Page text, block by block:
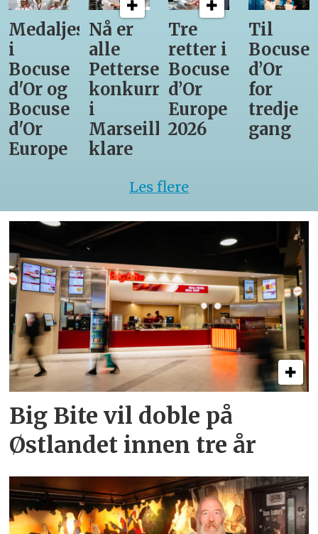
Medaljestatistikk
i
Bocuse
d'Or og
Bocuse
d'Or
Europe
Nå er
alle
Pettersens
konkurrenter
i
Marseille
klare
Tre
retter i
Bocuse
d’Or
Europe
2026
Til
Bocuse
d’Or
for
tredje
gang
Les flere
Big Bite vil doble på
Østlandet innen tre år